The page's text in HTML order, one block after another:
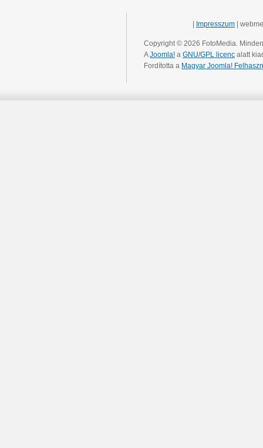
Impresszum |
Copyright © 2026 FotoMedia.
AJoomla! a GNU/GPL licenc alatt
Fordította a Magyar Joomla!